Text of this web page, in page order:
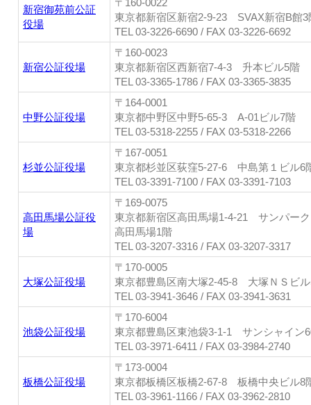
新宿御苑前公証
役場
〒160-0022
東京都新宿区新宿2-9-23 SVAX新宿B館3
TEL 03-3226-6690 / FAX 03-3226-6692
新宿公証役場
〒160-0023
東京都新宿区西新宿7-4-3 升本ビル5階
TEL 03-3365-1786 / FAX 03-3365-3835
中野公証役場
〒164-0001
東京都中野区中野5-65-3 A-01ビル7階
TEL 03-5318-2255 / FAX 03-5318-2266
杉並公証役場
〒167-0051
東京都杉並区荻窪5-27-6 中島第１ビル6
TEL 03-3391-7100 / FAX 03-3391-7103
高田馬場公証役
場
〒169-0075
東京都新宿区高田馬場1-4-21 サンパー
高田馬場1階
TEL 03-3207-3316 / FAX 03-3207-3317
大塚公証役場
〒170-0005
東京都豊島区南大塚2-45-8 大塚ＮＳビ
TEL 03-3941-3646 / FAX 03-3941-3631
池袋公証役場
〒170-6004
東京都豊島区東池袋3-1-1 サンシャイン
TEL 03-3971-6411 / FAX 03-3984-2740
板橋公証役場
〒173-0004
東京都板橋区板橋2-67-8 板橋中央ビル8
TEL 03-3961-1166 / FAX 03-3962-2810